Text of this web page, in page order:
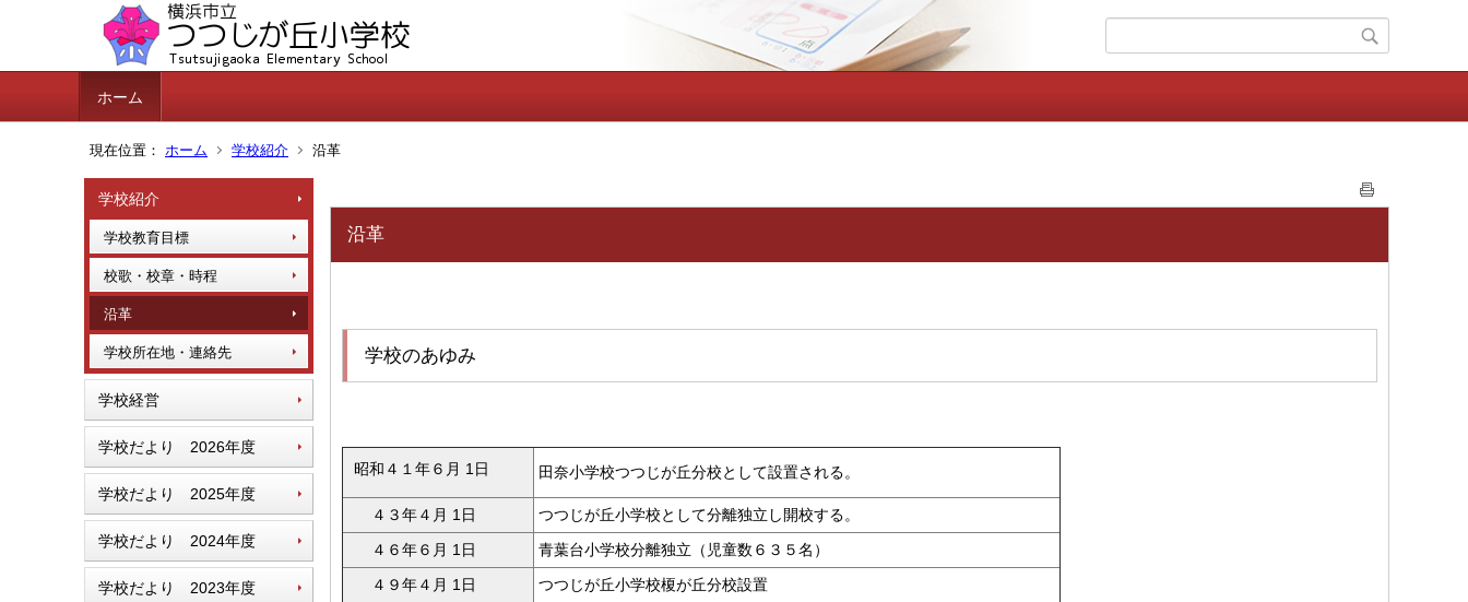
ホーム
現在位置： ホーム 学校紹介 沿革
学校紹介
学校教育目標
校歌・校章・時程
沿革
学校所在地・連絡先
学校経営
学校だより 2026年度
学校だより 2025年度
学校だより 2024年度
学校だより 2023年度
沿革
学校のあゆみ
昭和４１年６月 1日 田奈小学校つつじが丘分校として設置される。
４３年４月 1日
つつじが丘小学校として分離独立し開校する。
４６年６月 1日
青葉台小学校分離独立（児童数６３５名）
４９年４月 1日
つつじが丘小学校榎が丘分校設置